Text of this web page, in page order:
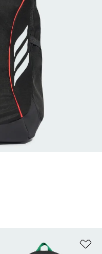
do listy życzeń